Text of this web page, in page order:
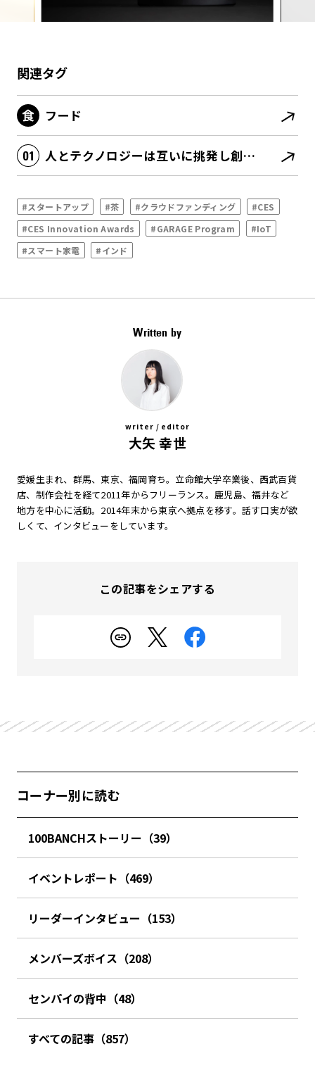
関連タグ
フード
人とテクノロジーは互いに挑発し創発する
#スタートアップ #茶 #クラウドファンディング
#CES
#CES Innovation Awards
#GARAGE Program
#IoT
#スマート家電
#インド
Written by
writer / editor
大矢 幸世
愛媛生まれ、群馬、東京、福岡育ち。立命館大学卒業後、西武百貨
店、制作会社を経て2011年からフリーランス。鹿児島、福井など
地方を中心に活動。2014年末から東京へ拠点を移す。話す口実が欲
しくて、インタビューをしています。
この記事をシェアする
コーナー別に読む
100BANCHストーリー（39）
イベントレポート（469）
リーダーインタビュー（153）
メンバーズボイス（208）
センパイの背中（48）
すべての記事（857）